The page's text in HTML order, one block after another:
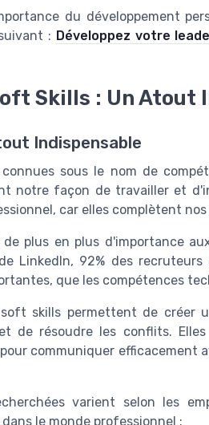
du développement
: Développez votre
Skills : Un Atout
Indispensable
sous le nom de
notre façon de travailler et
car elles complètent
de plus en plus d'importance
LinkedIn, 92% des
que les compétences
skills permettent de créer
de résoudre les conflits.
communiquer efficacement
varient selon les
le monde professionnel :